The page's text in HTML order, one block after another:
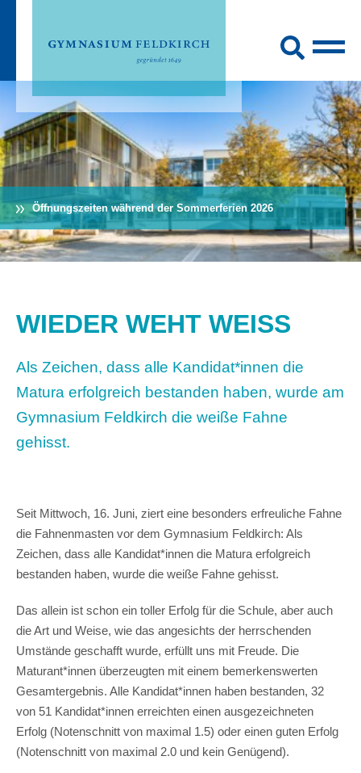
Öffnungszeiten während der Sommerferien 2026
WIEDER WEHT WEISS
Als Zeichen, dass alle Kandidat*innen die
Matura erfolgreich bestanden haben, wurde am
Gymnasium Feldkirch die weiße Fahne
gehisst.
Seit Mittwoch, 16. Juni, ziert eine besonders erfreuliche Fahne
die Fahnenmasten vor dem Gymnasium Feldkirch: Als
Zeichen, dass alle Kandidat*innen die Matura erfolgreich
bestanden haben, wurde die weiße Fahne gehisst.
Das allein ist schon ein toller Erfolg für die Schule, aber auch
die Art und Weise, wie das angesichts der herrschenden
Umstände geschafft wurde, erfüllt uns mit Freude. Die
Maturant*innen überzeugten mit einem bemerkenswerten
Gesamtergebnis. Alle Kandidat*innen haben bestanden, 32
von 51 Kandidat*innen erreichten einen ausgezeichneten
Erfolg (Notenschnitt von maximal 1.5) oder einen guten Erfolg
(Notenschnitt von maximal 2.0 und kein Genügend).